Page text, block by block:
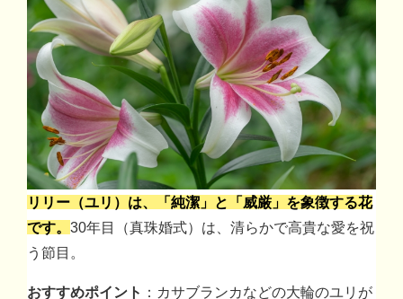
リリー（ユリ）は、「純潔」と「威厳」を象徴する花
です。 30年目（真珠婚式）は、清らかで高貴な愛を祝
う節目。
おすすめポイント
：カサブランカなどの大輪のユリが